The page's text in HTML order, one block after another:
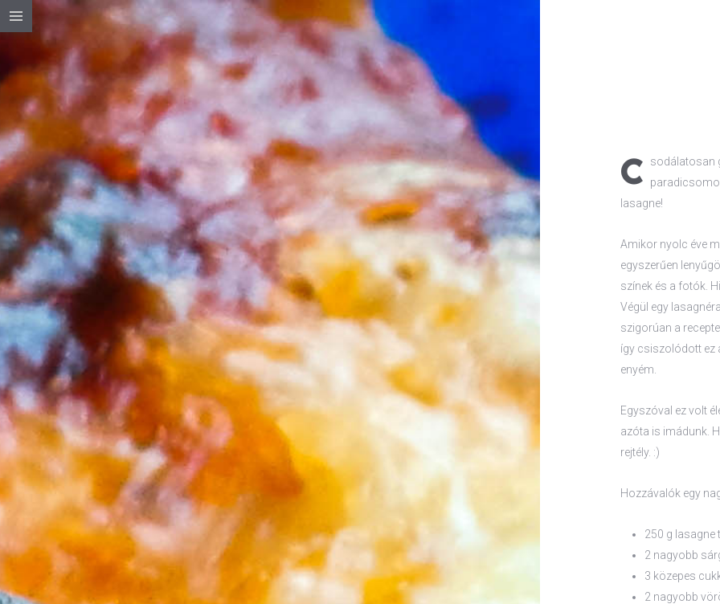
C
sodálatosan
lasagne!
Amikor nyolc éve
egyszerűen
színek és a fotók.
Végül egy
szigorúan a
így csiszolódott ez
enyém.
Egyszóval ez volt
azóta is imádunk.
rejtély. :)
Hozzávalók egy
250 g lasagne
2 nagyobb
3 közepes
2 nagyobb